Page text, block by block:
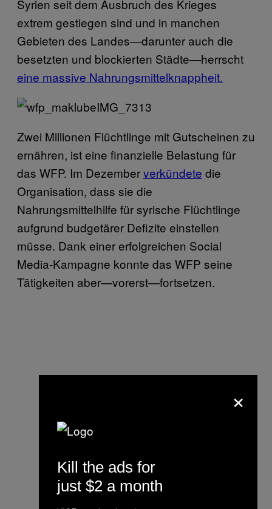
Syrien seit dem Ausbruch des Krieges
extrem gestiegen sind und in manchen
Gebieten des Landes—darunter auch die
besetzten und blockierten Städte—herrscht
eine massive Nahrungsmittelknappheit.
Zwei Millionen Flüchtlinge mit Gutscheinen zu
ernähren, ist eine finanzielle Belastung für
das WFP. Im Dezemberverkündete die
Organisation, dass sie die
Nahrungsmittelhilfe für syrische Flüchtlinge
aufgrund budgetärer Defizite einstellen
müsse. Dank einer erfolgreichen Social
Media-Kampagne konnte das WFP seine
Tätigkeiten aber—vorerst—fortsetzen.
×
Kill the ads for
just $2 a month